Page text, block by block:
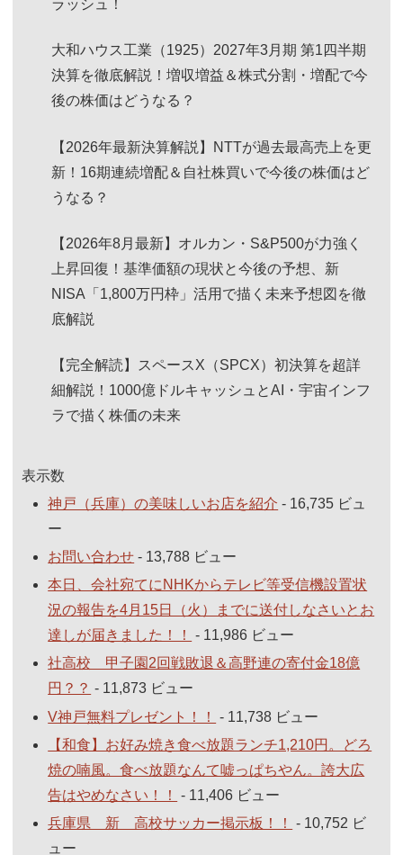
ラッシュ！
大和ハウス工業（1925）2027年3月期 第1四半期
決算を徹底解説！増収増益＆株式分割・増配で今
後の株価はどうなる？
【2026年最新決算解説】NTTが過去最高売上を更
新！16期連続増配＆自社株買いで今後の株価はど
うなる？
【2026年8月最新】オルカン・S&P500が力強く
上昇回復！基準価額の現状と今後の予想、新
NISA「1,800万円枠」活用で描く未来予想図を徹
底解説
【完全解読】スペースX（SPCX）初決算を超詳
細解説！1000億ドルキャッシュとAI・宇宙インフ
ラで描く株価の未来
表示数
神戸（兵庫）の美味しいお店を紹介 - 16,735 ビュ
ー
お問い合わせ - 13,788 ビュー
本日、会社宛てにNHKからテレビ等受信機設置状
況の報告を4月15日（火）までに送付しなさいとお
達しが届きました！！
- 11,986 ビュー
社高校 甲子園2回戦敗退＆高野連の寄付金18億
円？？ - 11,873 ビュー
V神戸無料プレゼント！！
- 11,738 ビュー
【和食】お好み焼き食べ放題ランチ1,210円。どろ
焼の喃風。食べ放題なんて嘘っぱちやん。誇大広
告はやめなさい！！
- 11,406 ビュー
兵庫県 新 高校サッカー掲示板！！
- 10,752 ビ
ュー